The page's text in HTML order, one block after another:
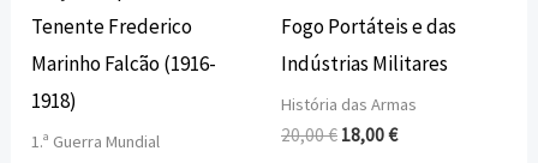
Tenente Frederico
Marinho Falcão (1916-
1918)
1.ª Guerra Mundial
Fogo Portáteis e das
Indústrias Militares
História das Armas
20,00€ 18,00€